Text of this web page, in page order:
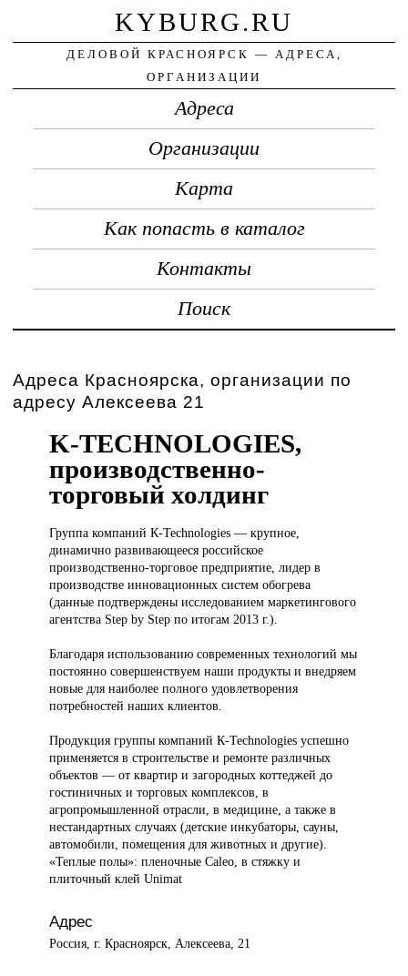
KYBURG.RU
ДЕЛОВОЙ КРАСНОЯРСК — АДРЕСА,
ОРГАНИЗАЦИИ
Адреса
Организации
Карта
Как попасть в каталог
Контакты
Поиск
Адреса Красноярска, организации по
адресу Алексеева 21
K-TECHNOLOGIES,
производственно-
торговый холдинг
Группа компанийК-Technologies — крупное,
динамично развивающееся российское
производственно-торговое предприятие, лидер в
производстве инновационных систем обогрева
(данные подтверждены исследованием маркетингового
агентства Step by Step по итогам 2013 г.).
Благодаря использованию современных технологий мы
постоянно совершенствуем наши продукты и внедряем
новые для наиболее полного удовлетворения
потребностей наших клиентов.
Продукция группы компаний К-Technologies успешно
применяется в строительстве и ремонте различных
объектов — от квартир и загородных коттеджей до
гостиничных и торговых комплексов, в
агропромышленной отрасли, в медицине, а также в
нестандартных случаях (детские инкубаторы, сауны,
автомобили, помещения для животных и другие).
«Теплые полы»: пленочные Caleo, в стяжку и
плиточный клей Unimat
Адрес
Россия, г. Красноярск, Алексеева, 21